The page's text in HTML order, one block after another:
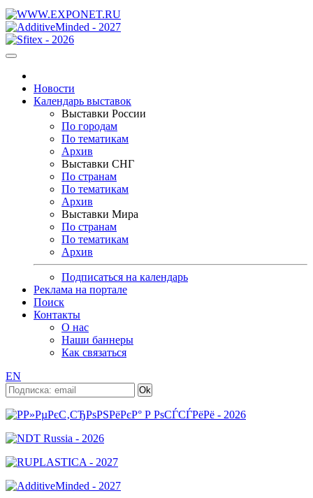
Новости
Календарь выставок
Выставки России
По городам
По тематикам
Архив
Выставки СНГ
По странам
По тематикам
Архив
Выставки Мира
По странам
По тематикам
Архив
Подписаться на календарь
Реклама на портале
Поиск
Контакты
О нас
Наши баннеры
Как связаться
EN